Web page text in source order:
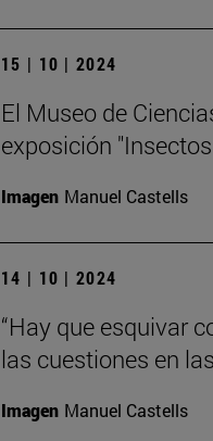
15 | 10 | 2024
El Museo de
exposición
Imagen Manuel Castells
14 | 10 | 2024
“Hay que esquivar
las cuestiones en
Imagen Manuel Castells